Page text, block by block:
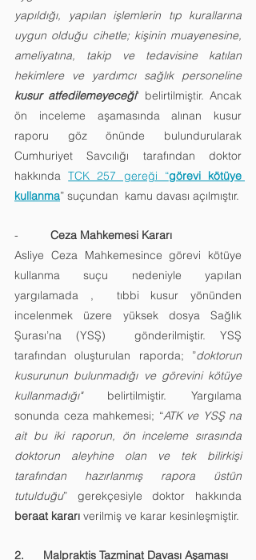
yapıldığı, yapılan işlemlerin tıp kurallarına
uygun olduğu cihetle; kişinin muayenesine,
ameliyatına, takip ve tedavisine katılan
hekimlere ve yardımcı sağlık personeline
kusur atfedilemeyeceği" belirtilmiştir. Ancak
ön inceleme aşamasında alınan kusur
raporu göz önünde bulundurularak
Cumhuriyet Savcılığı tarafından doktor
hakkında TCK 257 gereği “görevi kötüye
kullanma” suçundan  kamu davası açılmıştır.
- Ceza Mahkemesi Kararı
Asliye Ceza Mahkemesince görevi kötüye
kullanma suçu nedeniyle yapılan
yargılamada ,  tıbbi kusur yönünden
incelenmek üzere yüksek dosya Sağlık
Şurası’na (YSŞ)  gönderilmiştir. YSŞ
tarafından oluşturulan raporda; ”doktorun
kusurunun bulunmadığı ve görevini kötüye
kullanmadığı" belirtilmiştir. Yargılama
sonunda ceza mahkemesi; “ATK ve YSŞ na
ait bu iki raporun, ön inceleme sırasında
doktorun aleyhine olan ve tek bilirkişi
tarafından hazırlanmış rapora üstün
tutulduğu
beraat kararı verilmiş ve karar kesinleşmiştir.
2.      Malpraktis Tazminat Davası Aşaması